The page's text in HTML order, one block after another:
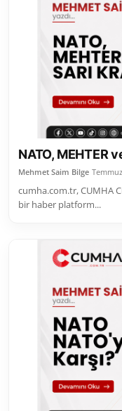
NATO, MEHTER
Mehmet Saim Bilge
cumha.com.tr, CUMHA
bir haber platform...